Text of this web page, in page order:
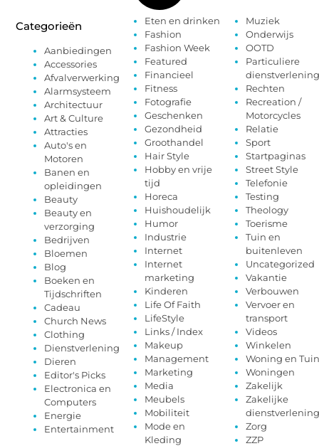
Categorieën
Aanbiedingen
Accessories
Afvalverwerking
Alarmsysteem
Architectuur
Art & Culture
Attracties
Auto's en
Motoren
Banen en
opleidingen
Beauty
Beauty en
verzorging
Bedrijven
Bloemen
Blog
Boeken en
Tijdschriften
Cadeau
Church News
Clothing
Dienstverlening
Dieren
Editor's Picks
Electronica en
Computers
Energie
Entertainment
Eten en drinken
Fashion
Fashion Week
Featured
Financieel
Fitness
Fotografie
Geschenken
Gezondheid
Groothandel
Hair Style
Hobby en vrije
tijd
Horeca
Huishoudelijk
Humor
Industrie
Internet
Internet
marketing
Kinderen
Life Of Faith
LifeStyle
Links / Index
Makeup
Management
Marketing
Media
Meubels
Mobiliteit
Mode en
Kleding
Muziek
Onderwijs
OOTD
Particuliere
dienstverlening
Rechten
Recreation /
Motorcycles
Relatie
Sport
Startpaginas
Street Style
Telefonie
Testing
Theology
Toerisme
Tuin en
buitenleven
Uncategorized
Vakantie
Verbouwen
Vervoer en
transport
Videos
Winkelen
Woning en Tuin
Woningen
Zakelijk
Zakelijke
dienstverlening
Zorg
ZZP